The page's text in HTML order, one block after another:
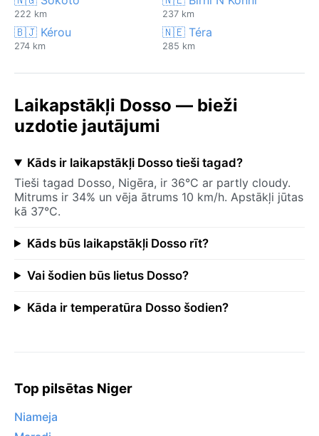
222 km 237 km
🇧🇯 Kérou
274 km
🇳🇪 Téra
285 km
Laikapstākļi Dosso — bieži
uzdotie jautājumi
Kāds ir laikapstākļi Dosso tieši tagad?
Tieši tagad Dosso, Nigēra, ir 36°C ar partly cloudy.
Mitrums ir 34% un vēja ātrums 10 km/h. Apstākļi jūtas
kā 37°C.
Kāds būs laikapstākļi Dosso rīt?
Vai šodien būs lietus Dosso?
Kāda ir temperatūra Dosso šodien?
Top pilsētas Niger
Niameja